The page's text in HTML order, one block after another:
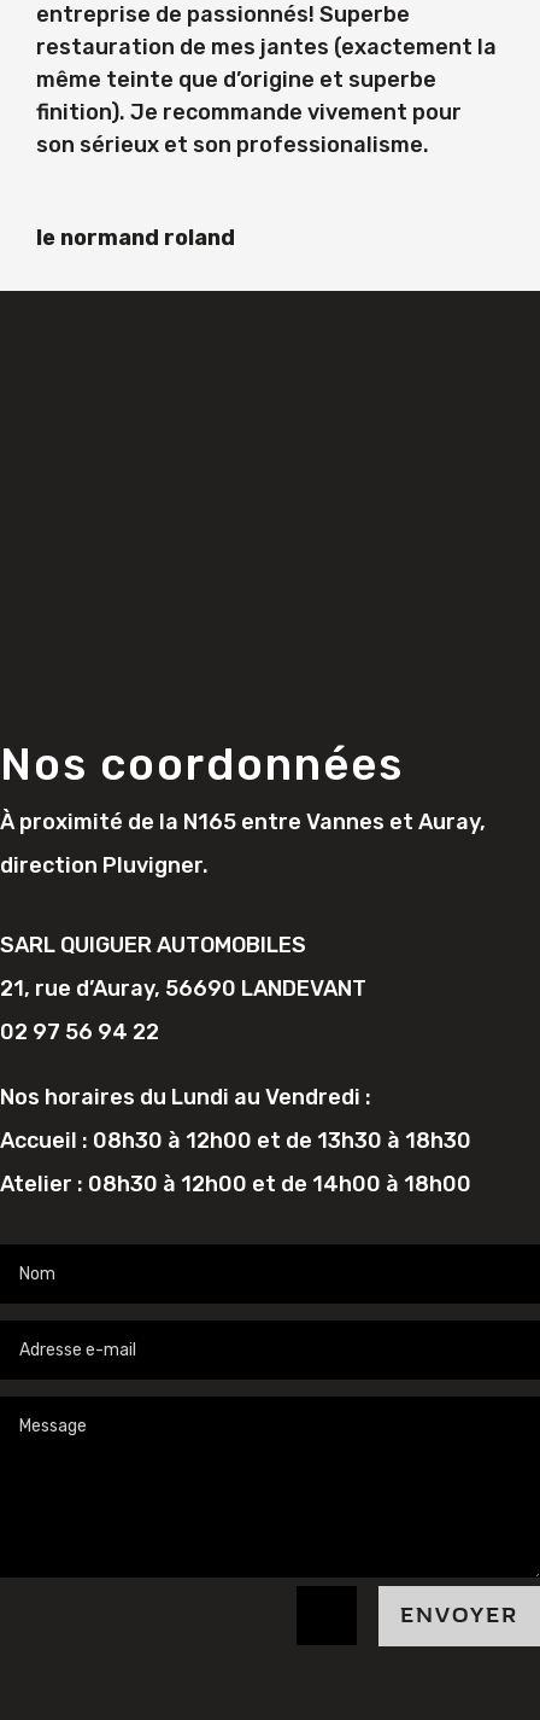
entreprise de passionnés! Superbe
restauration de mes jantes (exactement la
même teinte que d’origine et superbe
finition). Je recommande vivement pour
son sérieux et son professionalisme.
le normand roland
Nos coordonnées
À proximité de la N165 entre Vannes et Auray,
direction Pluvigner.
SARL QUIGUER AUTOMOBILES
21, rue d’Auray, 56690 LANDEVANT
02 97 56 94 22
Nos horaires du Lundi au Vendredi :
Accueil : 08h30 à 12h00 et de 13h30 à 18h30
Atelier : 08h30 à 12h00 et de 14h00 à 18h00
ENVOYER